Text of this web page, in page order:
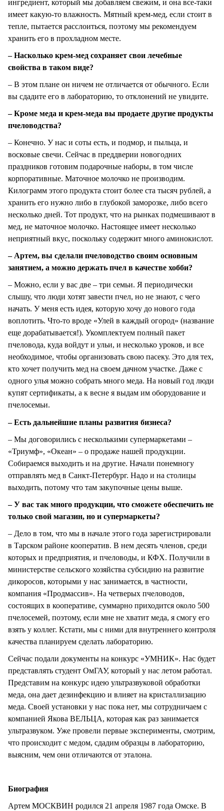
ингредиент, который мы добавляем свежим, и она все-таки
имеет какую-то влажность. Мятный крем-мед, если стоит в
тепле, пытается расслоиться, поэтому мы рекомендуем
хранить его в прохладном месте.
– Насколько крем-мед сохраняет свои лечебные
свойства в таком виде?
– В этом плане он ничем не отличается от обычного. Если
вы сдадите его в лабораторию, то отклонений не увидите.
– Кроме меда и крем-меда вы продаете другие продукты
пчеловодства?
– Конечно. У нас и соты есть, и подмор, и пыльца, и
восковые свечи. Сейчас в преддверии новогодних
праздников готовим подарочные наборы, в том числе
корпоративные. Маточное молочко не производим.
Килограмм этого продукта стоит более ста тысяч рублей, а
хранить его нужно либо в глубокой заморозке, либо всего
несколько дней. Тот продукт, что на рынках подмешивают в
мед, не маточное молочко. Настоящее имеет несколько
неприятный вкус, поскольку содержит много аминокислот.
– Артем, вы сделали пчеловодство своим основным
занятием, а можно держать пчел в качестве хобби?
– Можно, если у вас две – три семьи. Я периодически
слышу, что люди хотят завести пчел, но не знают, с чего
начать. У меня есть идея, которую хочу до нового года
воплотить. Что-то вроде «Улей в каждый огород» (название
еще дорабатывается!). Укомплектуем полный пакет
пчеловода, куда войдут и ульи, и несколько уроков, и все
необходимое, чтобы организовать свою пасеку. Это для тех,
кто хочет получить мед на своем дачном участке. Даже с
одного улья можно собрать много меда. На новый год люди
купят сертификаты, а к весне я выдам им оборудование и
пчелосемьи.
– Есть дальнейшие планы развития бизнеса?
– Мы договорились с несколькими супермаркетами –
«Триумф», «Океан» – о продаже нашей продукции.
Собираемся выходить и на другие. Начали понемногу
отправлять мед в Санкт-Петербург. Надо и на столицы
выходить, потому что там закупочные цены выше.
– У вас так много продукции, что сможете обеспечить не
только свой магазин, но и супермаркеты?
– Дело в том, что мы в начале этого года зарегистрировали
в Тарском районе кооператив. В нем десять членов, среди
которых и предприятия, и пчеловоды, и КФХ. Получили в
министерстве сельского хозяйства субсидию на развитие
дикоросов, которыми у нас занимается, в частности,
компания «Продмассив». На четверых пчеловодов,
состоящих в кооперативе, суммарно приходится около 500
пчелосемей, поэтому, если мне не хватит меда, я смогу его
взять у коллег. Кстати, мы с ними для внутреннего контроля
качества планируем сделать лабораторию.
Сейчас подали документы на конкурс «УМНИК». Нас будет
представлять студент ОмГАУ, который у нас летом работал.
Представим на конкурс идею ультразвуковой обработки
меда, она дает дезинфекцию и влияет на кристаллизацию
меда. Своей установки у нас пока нет, мы сотрудничаем с
компанией Якова ВЕЛЬЦА, которая как раз занимается
ультразвуком. Уже провели первые эксперименты, смотрим,
что происходит с медом, сдадим образцы в лабораторию,
выясним, чем они отличаются от эталона.
Биография
Артем МОСКВИН родился 21 апреля 1987 года Омске. В